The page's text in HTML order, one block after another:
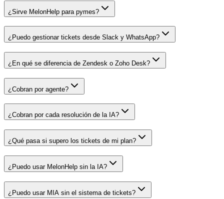
¿Sirve MelonHelp para pymes?
¿Puedo gestionar tickets desde Slack y WhatsApp?
¿En qué se diferencia de Zendesk o Zoho Desk?
¿Cobran por agente?
¿Cobran por cada resolución de la IA?
¿Qué pasa si supero los tickets de mi plan?
¿Puedo usar MelonHelp sin la IA?
¿Puedo usar MIA sin el sistema de tickets?